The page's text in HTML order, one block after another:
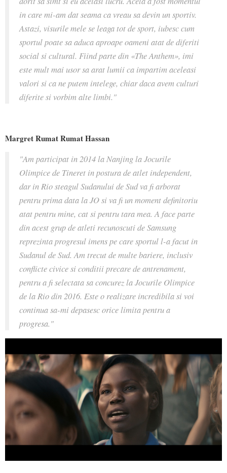
in care mi-am dat seama ca vreau sa devin un sportiv.
Astazi, visurile mele se leaga tot de sport, iubesc cum
sportul poate sa aduca aproape oameni atat de diferiti
social si cultural. Fiind parte din «The Anthem», imi
este mult mai usor sa arat lumii ca impartim aceleasi
valori si ca ne putem intelege, chiar daca avem culturi
diferite si vorbim alte limbi."
Margret Rumat Rumat Hassan
"Am participat in 2014 la Nanjing la Jocurile
Olimpice de Tineret in postura de atlet independent,
dar in Rio steagul Sudanului de Sud va fi arborat
pentru prima data la JO si va fi un moment definitoriu
atat pentru mine, cat si pentru tara mea. A face parte
din acest grup de atleti recunoscuti de Samsung
reprezinta progresul imens pe care sportul l-a facut in
Sudanul de Sud. Am trecut de multe bariere, inclusiv
conflicte civice si conditii precare de antrenament,
pentru a fi selectata sa concurez la Jocurile Olimpice
de la Rio din 2016. Este o realizare incredibila si voi
continua sa-mi depasesc orice limita pentru a
progresa."